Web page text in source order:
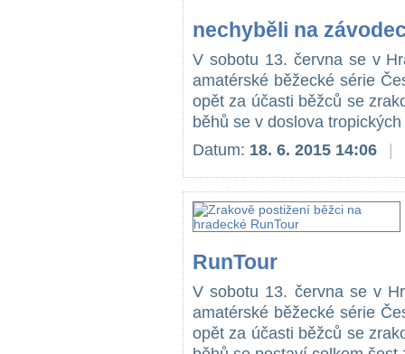
nechyběli na
V sobotu 13. června se v
amatérské běžecké série
opět za účasti běžců se
běhů se v doslova
Datum: 18. 6. 2015 14:06
RunTour
V sobotu 13. června se v
amatérské běžecké série
opět za účasti běžců se